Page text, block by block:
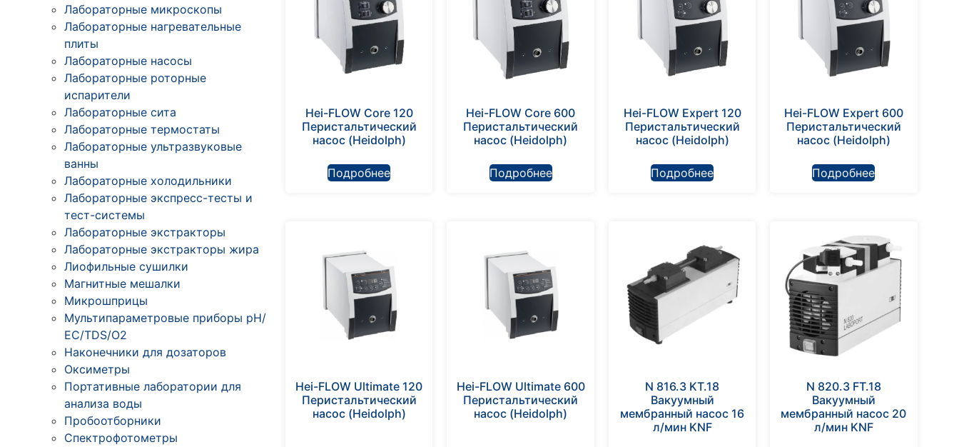
Лабораторные микроскопы
Лабораторные нагревательные
плиты
Лабораторные насосы
Лабораторные роторные
испарители
Лабораторные сита
Лабораторные термостаты
Лабораторные ультразвуковые
ванны
Лабораторные холодильники
Лабораторные экспресс-тесты и
тест-системы
Лабораторные экстракторы
Лабораторные экстракторы жира
Лиофильные сушилки
Магнитные мешалки
Микрошприцы
Мультипараметровые приборы рН/
ЕС/TDS/О2
Наконечники для дозаторов
Оксиметры
Портативные лаборатории для
анализа воды
Пробоотборники
Спектрофотометры
Hei-FLOW Core 120
Перистальтический
насос (Heidolph)
Подробнее
Hei-FLOW Core 600
Перистальтический
насос (Heidolph)
Подробнее
Hei-FLOW Expert 120
Перистальтический
насос (Heidolph)
Подробнее
Hei-FLOW Expert 600
Перистальтический
насос (Heidolph)
Подробнее
Hei-FLOW Ultimate 120
Перистальтический
насос (Heidolph)
Hei-FLOW Ultimate 600
Перистальтический
насос (Heidolph)
N 816.3 KT.18
Вакуумный
мембранный насос 16
л/мин KNF
N 820.3 FT.18
Вакуумный
мембранный насос 20
л/мин KNF